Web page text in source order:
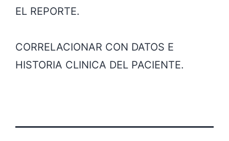
EL REPORTE.
CORRELACIONAR CON DATOS E
HISTORIA CLINICA DEL PACIENTE.